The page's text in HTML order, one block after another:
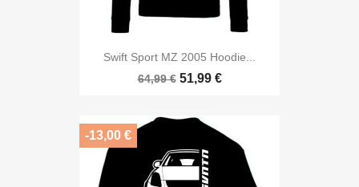
Swift Sport MZ 2005 Hoodie...
64,99 € 51,99 €
-13,00 €